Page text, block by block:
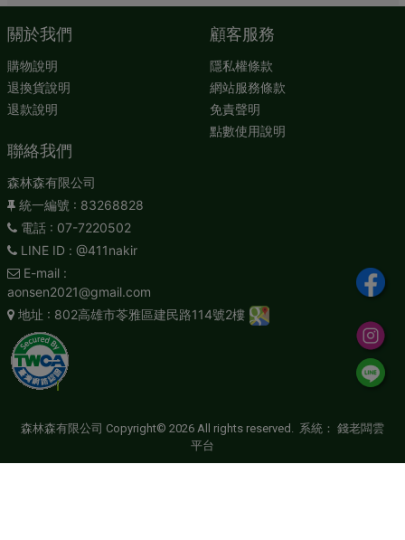
關於我們
購物說明
退換貨說明
退款說明
顧客服務
隱私權條款
網站服務條款
免責聲明
點數使用說明
聯絡我們
森林森有限公司
統一編號 : 83268828
電話: 07-7220502
LINE ID : @411nakir
E-mail:
aonsen2021@gmail.com
地址 : 802高雄市苓雅區建民路114號2樓
森林森有限公司 Copyright© 2026 All rights reserved. 系統： 錢老闆雲
平台